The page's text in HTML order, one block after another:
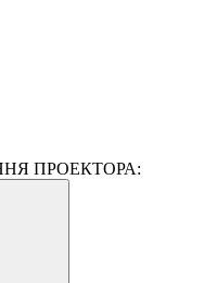
ПРОЕКТОРА: